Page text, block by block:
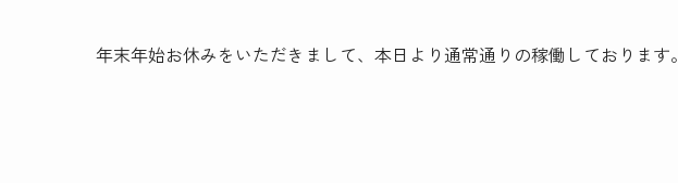
年末年始お休みをいただきまして、本日より通常通りの稼働しております。